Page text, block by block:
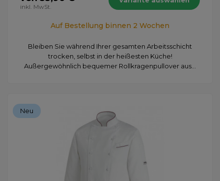
inkl. MwSt.
Auf Bestellung binnen 2 Wochen
Bleiben Sie während Ihrer gesamten Arbeitsschicht
trocken, selbst in der heißesten Küche!
Außergewöhnlich bequemer Rollkragenpullover aus...
Neu